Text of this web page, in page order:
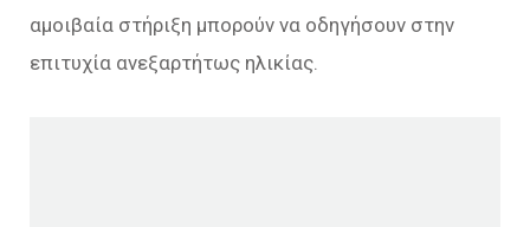
αμοιβαία στήριξη μπορούν να οδηγήσουν στην
επιτυχία ανεξαρτήτως ηλικίας.